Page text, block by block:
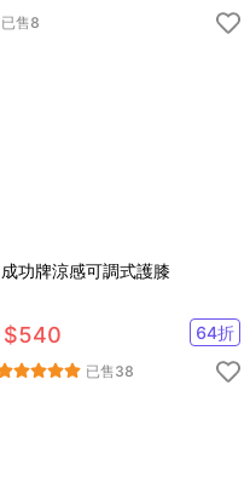
已售8
成功牌涼感可調式護膝
$540 64折
已售38